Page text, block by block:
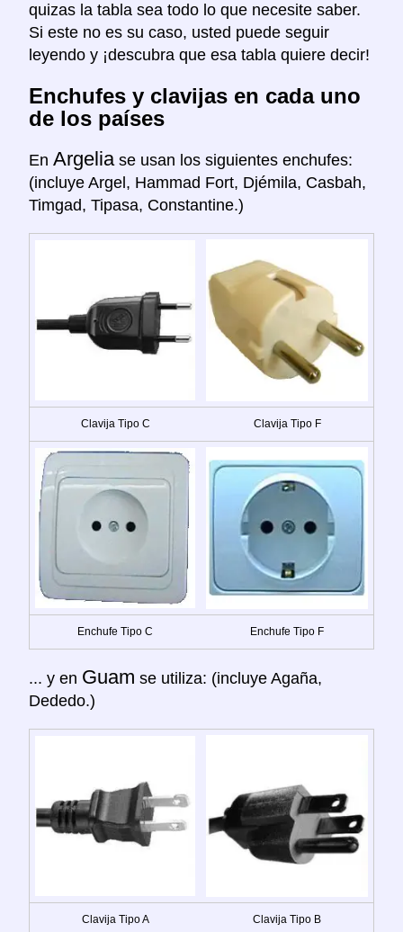
quizas la tabla sea todo lo que necesite saber.
Si este no es su caso, usted puede seguir
leyendo y ¡descubra que esa tabla quiere decir!
Enchufes y clavijas en cada uno
de los países
En Argelia se usan los siguientes enchufes:
(incluye Argel, Hammad Fort, Djémila, Casbah,
Timgad, Tipasa, Constantine.)
Clavija Tipo C Clavija Tipo F
Enchufe Tipo C Enchufe Tipo F
... y en Guam se utiliza: (incluye Agaña,
Dededo.)
Clavija Tipo A Clavija Tipo B